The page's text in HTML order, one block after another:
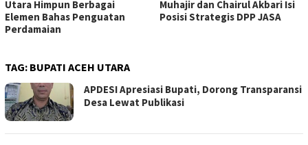
Utara Himpun Berbagai
Elemen Bahas Penguatan
Perdamaian
Muhajir dan Chairul Akbari Isi
Posisi Strategis DPP JASA
TAG: BUPATI ACEH UTARA
APDESI Apresiasi Bupati, Dorong Transparansi
Desa Lewat Publikasi